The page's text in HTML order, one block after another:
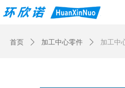
ControlType:productSlideBind Error:未将对象
首页 ꄲ 加工中心零件 ꄲ 加工中